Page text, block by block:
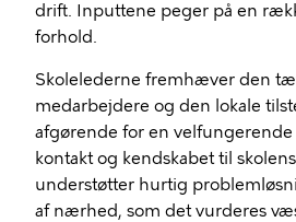
drift. Inputtene peger på en
forhold.
Skolelederne fremhæver den
medarbejdere og den lokale
afgørende for en velfungerende
kontakt og kendskabet til
understøtter hurtig
af nærhed, som det vurderes